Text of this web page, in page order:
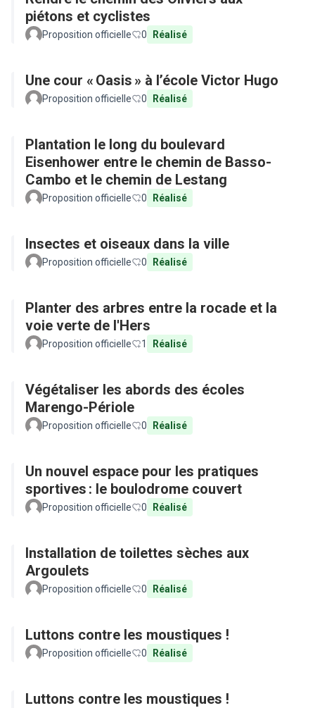
piétons et cyclistes
Proposition officielle 0 Réalisé
Une cour « Oasis » à l’école Victor Hugo
Proposition officielle 0 Réalisé
Plantation le long du boulevard
Eisenhower entre le chemin de Basso-
Cambo et le chemin de Lestang
Proposition officielle 0 Réalisé
Insectes et oiseaux dans la ville
Proposition officielle 0 Réalisé
Planter des arbres entre la rocade et la
voie verte de l'Hers
Proposition officielle 1 Réalisé
Végétaliser les abords des écoles
Marengo-Périole
Proposition officielle 0 Réalisé
Un nouvel espace pour les pratiques
sportives : le boulodrome couvert
Proposition officielle 0 Réalisé
Installation de toilettes sèches aux
Argoulets
Proposition officielle 0 Réalisé
Luttons contre les moustiques !
Proposition officielle 0 Réalisé
Luttons contre les moustiques !